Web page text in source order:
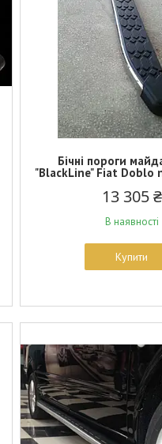
Бічні пороги
"BlackLine" Fiat Doblo
13 305 ₴
В наявності
Купити